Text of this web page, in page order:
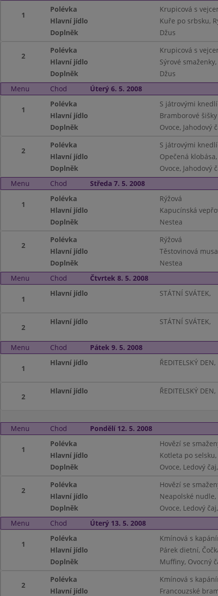
1
Polévka
Krupicová s
Hlavní jídlo
Kuře po srbsku,
Doplněk
Džus
2
Polévka
Krupicová s
Hlavní jídlo
Sýrové
Doplněk
Džus
Menu
Chod Úterý 6. 5. 2008
1
Polévka
S játrovými
Hlavní jídlo
Bramborové
Doplněk
Ovoce, Jahodový
2
Polévka
S játrovými
Hlavní jídlo
Opečená
Doplněk
Ovoce, Jahodový
Menu
Chod Středa 7. 5. 2008
1
Polévka
Rýžová
Hlavní jídlo
Kapucínská
Doplněk
Nestea
2
Polévka
Rýžová
Hlavní jídlo
Těstovinová
Doplněk
Nestea
Menu
Chod Čtvrtek 8. 5. 2008
1
Hlavní jídlo STÁTNÍ SVÁTEK,
2
Hlavní jídlo STÁTNÍ SVÁTEK,
Menu Chod Pátek 9. 5. 2008
1
Hlavní jídlo ŘEDITELSKÝ DEN,
2
Hlavní jídlo ŘEDITELSKÝ DEN,
Menu Chod Pondělí 12. 5. 2008
1
Polévka
Hovězí se
Hlavní jídlo
Kotleta po
Doplněk
Ovoce, Ledový
2
Polévka
Hovězí se
Hlavní jídlo
Neapolské nudle,
Doplněk
Ovoce, Ledový
Menu
Chod Úterý 13. 5. 2008
1
Polévka
Kmínová s
Hlavní jídlo
Párek dietní,
Doplněk
Muffiny, Ovocný
2
Polévka
Kmínová s
Hlavní jídlo
Francouzské